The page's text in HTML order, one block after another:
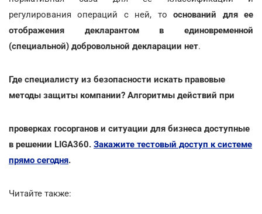
регулирования операций с ней, тооснований для ее
отображения декларантом в единовременной
(специальной) добровольной декларации нет.
Где специалисту из безопасности искать правовые
методы защиты компании? Алгоритмы действий при
проверках госорганов и ситуации для бизнеса доступные
в решении LIGA360. Закажите тестовый доступ к системе
прямо сегодня.
Читайте также: